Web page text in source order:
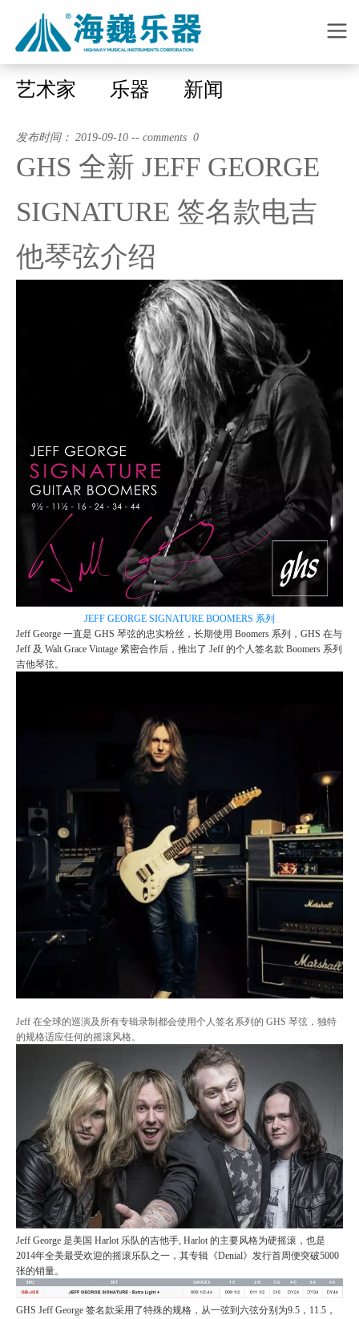
艺术家 乐器 新闻
发布时间： 2019-09-10 -- comments 0
GHS 全新 JEFF GEORGE
SIGNATURE 签名款电吉
他琴弦介绍
JEFF GEORGE SIGNATURE BOOMERS 系列
Jeff George 一直是 GHS 琴弦的忠实粉丝，长期使用 Boomers 系列，GHS 在与
Jeff 及 Walt Grace Vintage 紧密合作后，推出了 Jeff 的个人签名款 Boomers 系列
吉他琴弦。
Jeff 在全球的巡演及所有专辑录制都会使用个人签名系列的 GHS 琴弦，独特
的规格适应任何的摇滚风格。
Jeff George 是美国 Harlot 乐队的吉他手, Harlot 的主要风格为硬摇滚，也是
2014年全美最受欢迎的摇滚乐队之一，其专辑《Denial》发行首周便突破5000
张的销量。
GHS Jeff George 签名款采用了特殊的规格，从一弦到六弦分别为9.5，11.5，